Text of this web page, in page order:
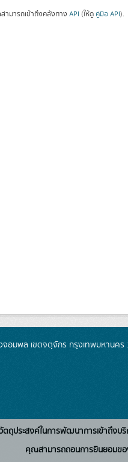
ามารถเข้าถึงคลังทาง API (ให้ดู คู่มือ API).
อมพล เขตจตุจักร กรุงเทพมหานคร
ตถุประสงค์ในการพัฒนาการเข้าถึง
คุณสามารถถอนการยินยอมข